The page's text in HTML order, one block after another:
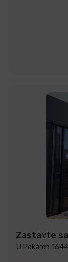
Zastavte
U Pekáren